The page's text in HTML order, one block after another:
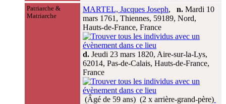
Patriarche &
Matriarche
MARTEL, Jacques Joseph, n. Mardi 10
mars 1761, Thiennes, 59189, Nord,
Hauts-de-France, France
d. Jeudi 23 mars 1820, Aire-sur-la-Lys,
62014, Pas-de-Calais, Hauts-de-France,
France
(Âgé de 59 ans) (2 x arrière-grand-père)